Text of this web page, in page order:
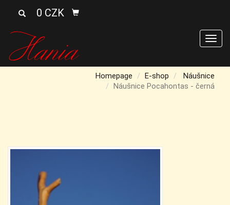
0 CZK
Homepage E-shop
Náušnice
Náušnice Pocahontas - černá